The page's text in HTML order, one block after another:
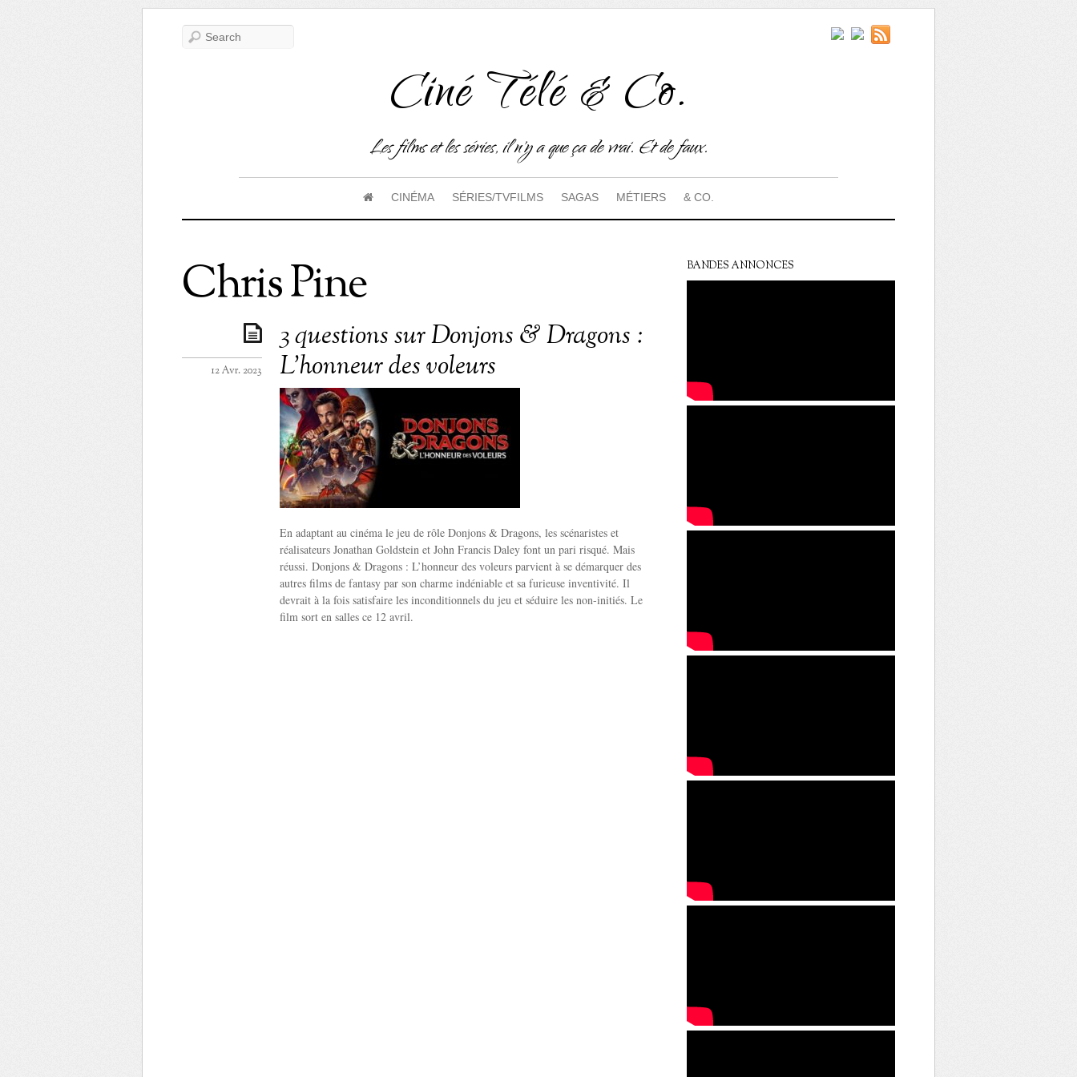
Ciné Télé & Co.
Les films et les séries, il n'y a que ça de vrai. Et de faux.
CINÉMA SÉRIES/TVFILMS SAGAS MÉTIERS & CO.
Chris Pine
3 questions sur Donjons & Dragons :
L’honneur des voleurs
12 Avr. 2023
En adaptant au cinéma le jeu de rôle Donjons & Dragons, les scénaristes et
réalisateurs Jonathan Goldstein et John Francis Daley font un pari risqué. Mais
réussi. Donjons & Dragons : L’honneur des voleurs parvient à se démarquer des
autres films de fantasy par son charme indéniable et sa furieuse inventivité. Il
devrait à la fois satisfaire les inconditionnels du jeu et séduire les non-initiés. Le
film sort en salles ce 12 avril.
BANDES ANNONCES